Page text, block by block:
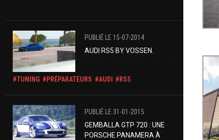
PUBLIÉ LE 15-07-2014
AUDI RS5 BY VOSSEN.
TUNING PRÉPARATEURS AUDI RS5
PUBLIÉ LE 31-01-2015
GEMBALLA GTP 720 : UNE
PORSCHE PANAMERA À